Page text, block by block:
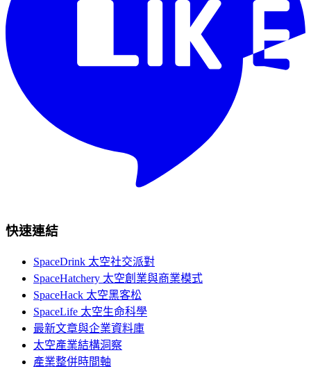
快速連結
SpaceDrink 太空社交派對
SpaceHatchery 太空創業與商業模式
SpaceHack 太空黑客松
SpaceLife 太空生命科學
最新文章與企業資料庫
太空產業結構洞察
產業整併時間軸